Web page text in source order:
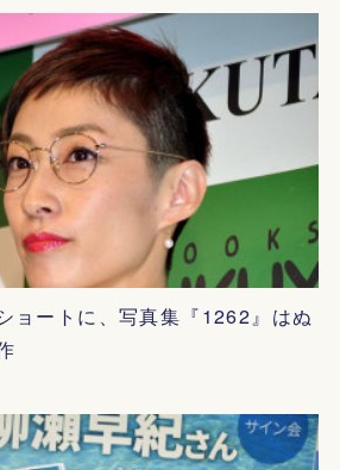
ョートに、写真集『1262』はぬ